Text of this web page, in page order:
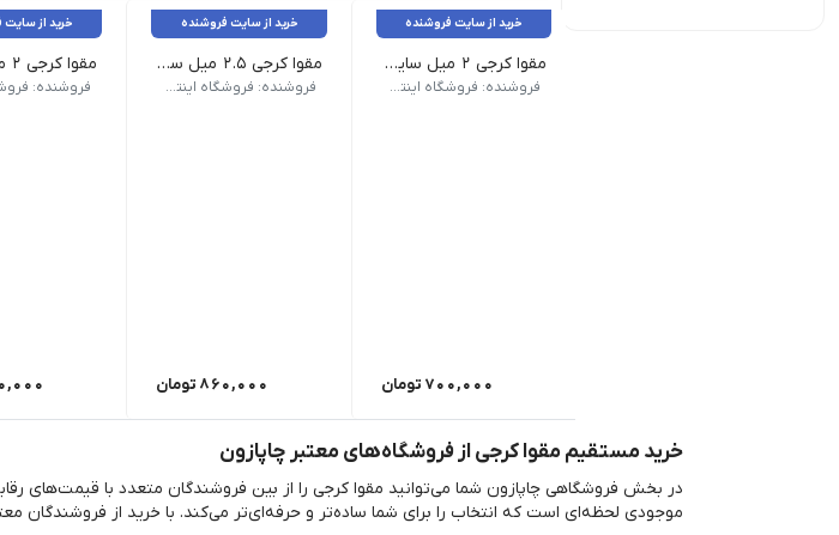
خرید از سایت فروشنده
مقوا کرجی 2 میل سایز 80x60 سانت بسته 5 برگی
فروشنده: فروشگاه اینترنتی نبوی
700,000 تومان
خرید از سایت فروشنده
مقوا کرجی 2.5 میل سایز 80x60 سانت بسته 5 برگی
فروشنده: فروشگاه اینترنتی نبوی
860,000 تومان
خرید از
مشخصات
خرید مستقیم مقوا کرجی از فروشگاه‌های معتبر چاپازون
در بخش فروشگاهی چاپازون شما می‌توانید مقوا کرجی را از بین فروشندگان متعدد با قیمت‌های
موجودی لحظه‌ای است که انتخاب را برای شما ساده‌تر و حرفه‌ای‌تر می‌کند. با خرید از فروشندگان